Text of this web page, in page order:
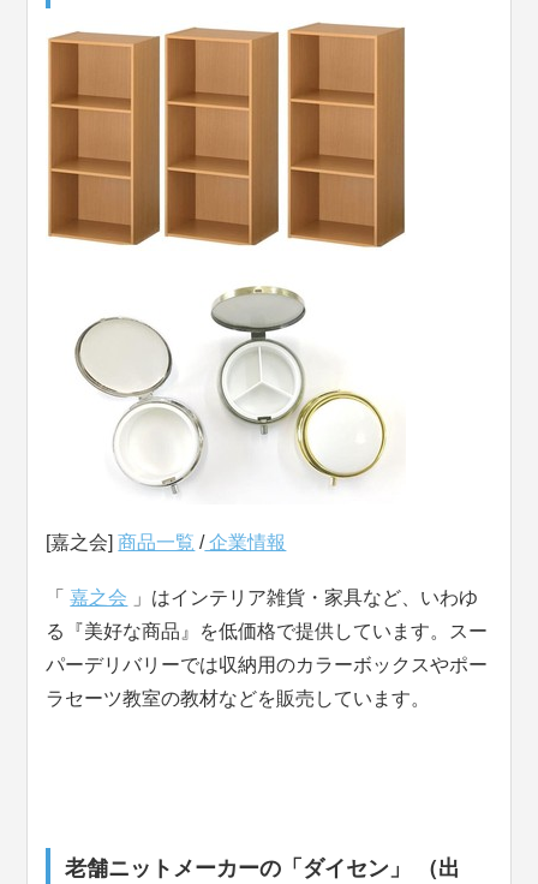
[嘉之会]商品一覧 /企業情報
「嘉之会 」はインテリア雑貨・家具など、いわゆ
る『美好な商品』を低価格で提供しています。スー
パーデリバリーでは収納用のカラーボックスやポー
ラセーツ教室の教材などを販売しています。
老舗ニットメーカーの「ダイセン」 （出